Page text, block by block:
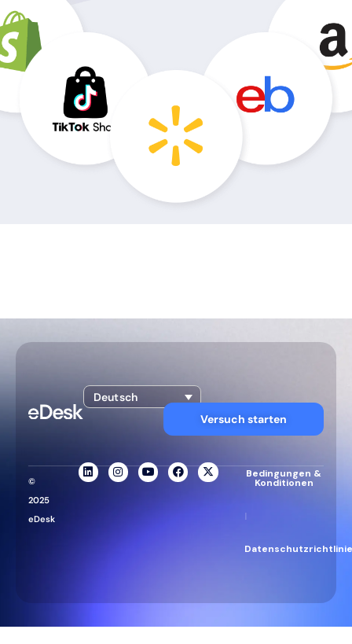
Deutsch
Versuch starten
©
2025
eDesk
Bedingungen &
Konditionen
|
Datenschutzrichtlinie